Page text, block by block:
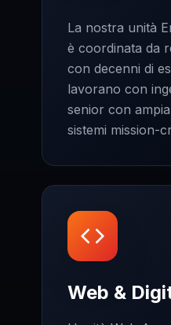
La nostra unità
è coordinata da
con decenni di
lavorano con
senior con
sistemi mission-
Web &